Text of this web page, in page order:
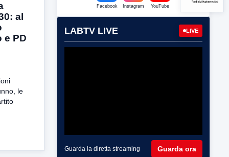
al
e PD
le
Facebook Instagram YouTube
LABTV LIVE LIVE
Guarda la diretta streaming Guarda ora